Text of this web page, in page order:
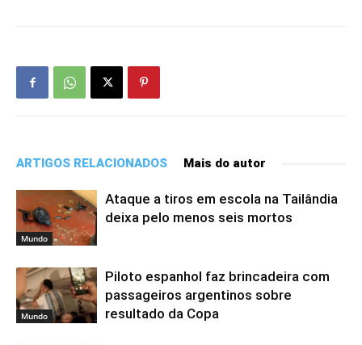
ARTIGOS RELACIONADOS Mais do autor
Mundo
Ataque a tiros em escola na Tailândia
deixa pelo menos seis mortos
Mundo
Piloto espanhol faz brincadeira com
passageiros argentinos sobre
resultado da Copa